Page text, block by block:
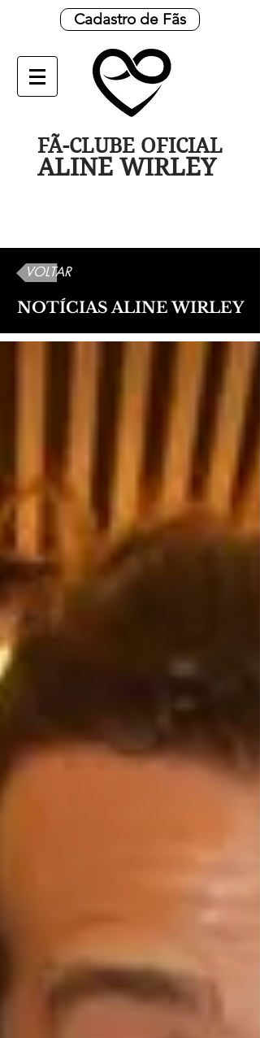
Cadastro de Fãs
FÃ-CLUBE OFICIAL
ALINE WIRLEY
VOLTAR
NOTÍCIAS ALINE WIRLEY